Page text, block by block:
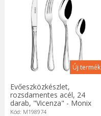
Új termék
Evőeszközkészlet,
rozsdamentes acél, 24
darab, "Vicenza" - Monix
Kód: M198974